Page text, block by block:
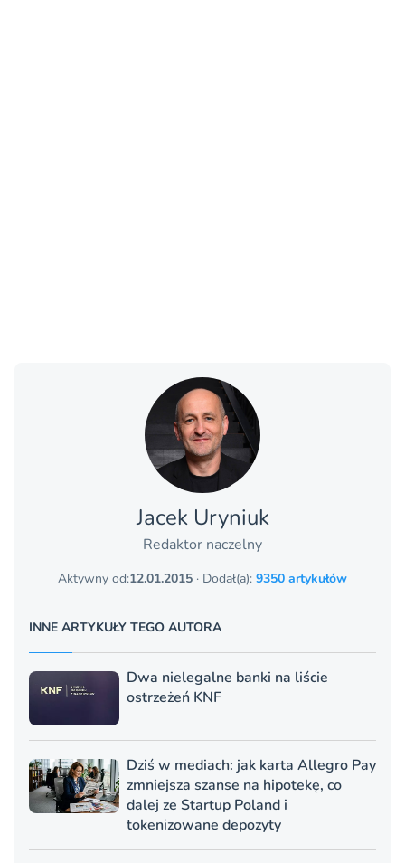
Jacek Uryniuk
Redaktor naczelny
Aktywny od:12.01.2015 · Dodał(a): 9350 artykułów
INNE ARTYKUŁY TEGO AUTORA
Dwa nielegalne banki na liście
ostrzeżeń KNF
Dziś w mediach: jak karta Allegro Pay
zmniejsza szanse na hipotekę, co
dalej ze Startup Poland i
tokenizowane depozyty